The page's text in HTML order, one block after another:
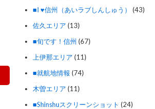
■I ♥信州（あいラブしんしゅう）
(43)
佐久エリア (13)
■旬です！信州 (67)
上伊那エリア (11)
■就航地情報 (74)
木曽エリア (11)
■Shinshuスクリーンショット (24)